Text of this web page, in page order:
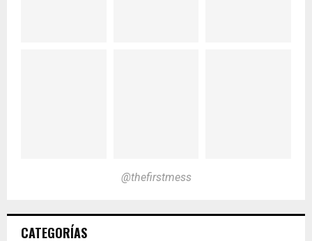
@thefirstmess
CATEGORÍAS